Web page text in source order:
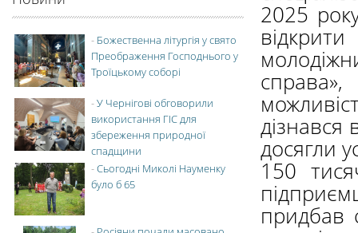
2025
дізнався
досягли
150
придбав
- Божественна літургія у свято
Преображення Господнього у
Троїцькому соборі
-У Чернігові обговорили
використання ГІС для
збереження природної
спадщини
-Сьогодні Миколі Науменку
було б 65